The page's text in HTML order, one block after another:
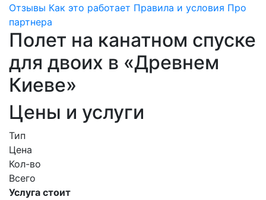
Отзывы Как это работает Правила и условия Про
партнера
Полет на канатном спуске
для двоих в «Древнем
Киеве»
Цены и услуги
Тип
Цена
Кол-во
Всего
Услуга стоит